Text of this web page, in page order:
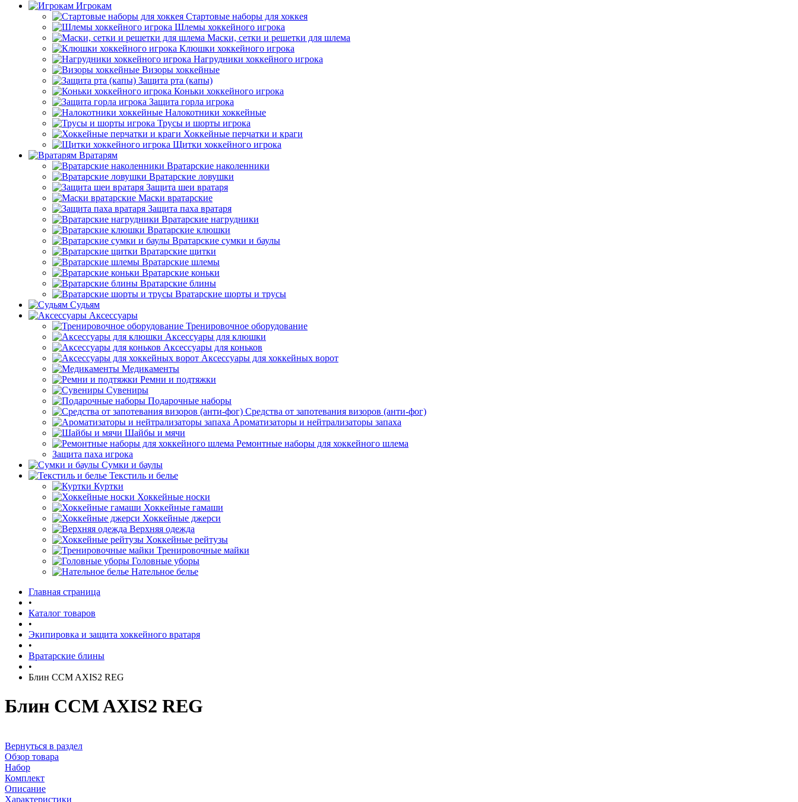
Игрокам
Стартовые наборы для хоккея
Шлемы хоккейного игрока
Маски, сетки и решетки для шлема
Клюшки хоккейного игрока
Нагрудники хоккейного игрока
Визоры хоккейные
Защита рта (капы)
Коньки хоккейного игрока
Защита горла игрока
Налокотники хоккейные
Трусы и шорты игрока
Хоккейные перчатки и краги
Щитки хоккейного игрока
Вратарям
Вратарские наколенники
Вратарские ловушки
Защита шеи вратаря
Маски вратарские
Защита паха вратаря
Вратарские нагрудники
Вратарские клюшки
Вратарские сумки и баулы
Вратарские щитки
Вратарские шлемы
Вратарские коньки
Вратарские блины
Вратарские шорты и трусы
Судьям
Аксессуары
Тренировочное оборудование
Аксессуары для клюшки
Аксессуары для коньков
Аксессуары для хоккейных ворот
Медикаменты
Ремни и подтяжки
Сувениры
Подарочные наборы
Средства от запотевания визоров (анти-фог)
Ароматизаторы и нейтрализаторы запаха
Шайбы и мячи
Ремонтные наборы для хоккейного шлема
Защита паха игрока
Сумки и баулы
Текстиль и белье
Куртки
Хоккейные носки
Хоккейные гамаши
Хоккейные джерси
Верхняя одежда
Хоккейные рейтузы
Тренировочные майки
Головные уборы
Нательное белье
Главная страница
•
Каталог товаров
•
Экипировка и защита хоккейного вратаря
•
Вратарские блины
•
Блин CCM AXIS2 REG
Блин CCM AXIS2 REG
Вернуться в раздел
Обзор товара
Набор
Комплект
Описание
Характеристики